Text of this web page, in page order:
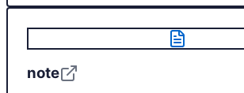
note